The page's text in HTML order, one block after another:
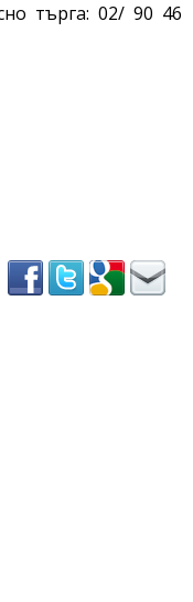
търга: 02/ 90 46